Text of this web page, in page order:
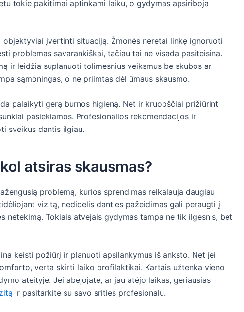
tokie pakitimai aptinkami laiku, o gydymas apsiriboja
įvertinti situaciją. Žmonės neretai linkę ignoruoti
problemas savarankiškai, tačiau tai ne visada pasiteisina.
ir leidžia suplanuoti tolimesnius veiksmus be skubos ar
sąmoningas, o ne priimtas dėl ūmaus skausmo.
palaikyti gerą burnos higieną. Net ir kruopščiai prižiūrint
pasiekiamos. Profesionalios rekomendacijos ir
sveikus dantis ilgiau.
atsiras skausmas?
problemą, kurios sprendimas reikalauja daugiau
vizitą, nedidelis danties pažeidimas gali peraugti į
netekimą. Tokiais atvejais gydymas tampa ne tik ilgesnis, bet
keisti požiūrį ir planuoti apsilankymus iš anksto. Net jei
verta skirti laiko profilaktikai. Kartais užtenka vieno
ateityje. Jei abejojate, ar jau atėjo laikas, geriausias
ir pasitarkite su savo srities profesionalu.